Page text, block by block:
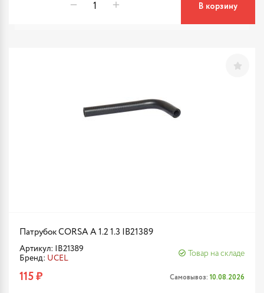
В корзину
Патрубок CORSA A 1.2 1.3 IB21389
Артикул: IB21389
Бренд: UCEL
Товар на складе
115 ₽ Самовывоз: 10.08.2026